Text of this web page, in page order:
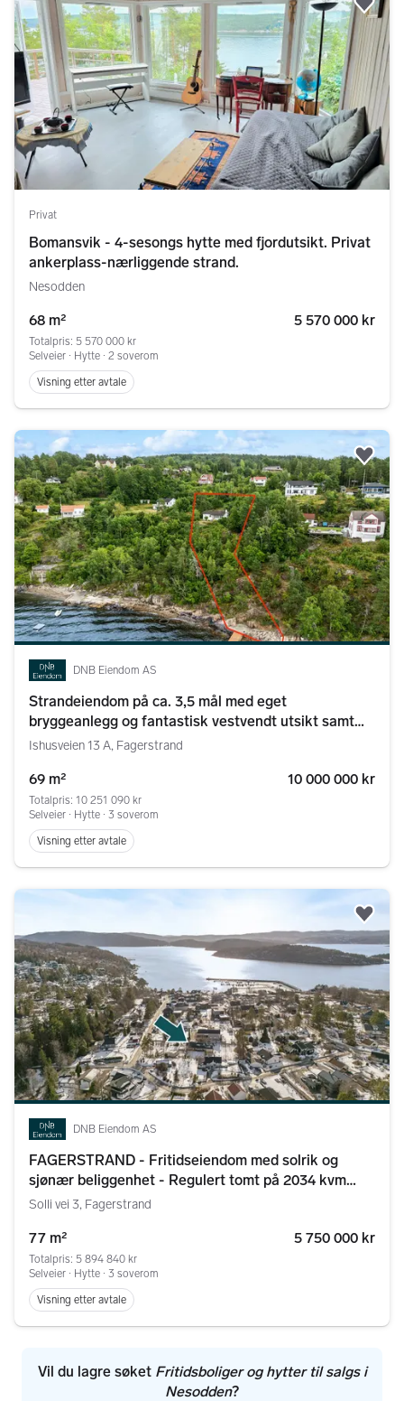
Privat
Bomansvik - 4-sesongs hytte med fjordutsikt. Privat
ankerplass-nærliggende strand.
Nesodden
68 m² 5 570 000 kr
Totalpris: 5 570 000 kr
Selveier ∙ Hytte ∙ 2 soverom
Visning etter avtale
DNB Eiendom AS
Strandeiendom på ca. 3,5 mål med eget
bryggeanlegg og fantastisk vestvendt utsikt samt
solforhold. Fantastisk tomt!
Ishusveien 13 A, Fagerstrand
69 m² 10 000 000 kr
Totalpris: 10 251 090 kr
Selveier ∙ Hytte ∙ 3 soverom
Visning etter avtale
DNB Eiendom AS
FAGERSTRAND - Fritidseiendom med solrik og
sjønær beliggenhet - Regulert tomt på 2034 kvm
med delelinje
Solli vei 3, Fagerstrand
77 m² 5 750 000 kr
Totalpris: 5 894 840 kr
Selveier ∙ Hytte ∙ 3 soverom
Visning etter avtale
Vil du lagre søket Fritidsboliger og hytter til salgs i
Nesodden?